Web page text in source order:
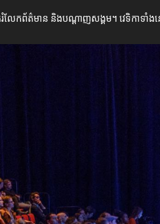
ែករំលែកព័ត៌មាន និងបណ្តាញសង្គម។ វេទិ